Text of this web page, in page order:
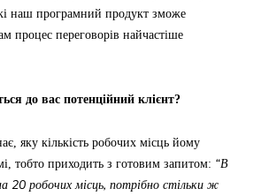
наш програмний продукт зможе
процес переговорів найчастіше
до вас потенційний клієнт?
яку кількість робочих місць йому
тобто приходить з готовим запитом: “В
20 робочих місць, потрібно стільки ж